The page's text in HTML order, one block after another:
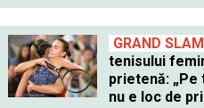
GRAND SLAM
tenisului
prietenă:
nu e loc de